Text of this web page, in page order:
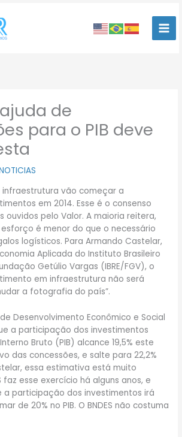
de
para o PIB deve
infraestrutura vão começar a
em 2014. Esse é o consenso
ouvidos pelo Valor. A maioria reitera,
é menor do que o necessário
logísticos. Para Armando Castelar,
Aplicada do Instituto Brasileiro
Getúlio Vargas (IBRE/FGV), o
em infraestrutura não será
a fotografia do país”.
Desenvolvimento Econômico e Social
a participação dos investimentos
Bruto (PIB) alcance 19,5% este
das concessões, e salte para 22,2%
essa estimativa está muito
faz esse exercício há alguns anos, e
a participação dos investimentos irá
de 20% no PIB. O BNDES não costuma